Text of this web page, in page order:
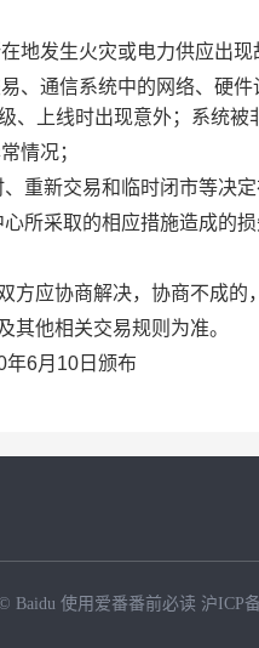
地发生火灾或电力供应出
、通信系统中的网络、硬
、上线时出现意外；系统
情况；
重新交易和临时闭市等决
所采取的相应措施造成的
方应协商解决，协商不成
其他相关交易规则为准。
年6月10日颁布
Baidu 使用爱番番前必读 沪ICP